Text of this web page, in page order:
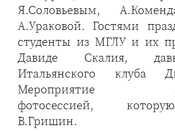
Я.Соловьевым,
А.Ураковой. Гостями
студенты из МГЛУ и их
Давиде Скалия,
Итальянского клуба
Мероприятие
фотосессией,
В.Гришин.